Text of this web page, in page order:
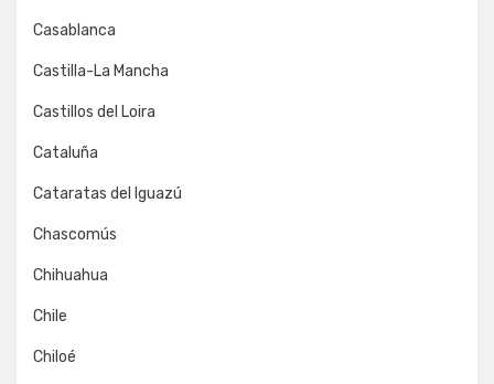
Casablanca
Castilla-La Mancha
Castillos del Loira
Cataluña
Cataratas del Iguazú
Chascomús
Chihuahua
Chile
Chiloé